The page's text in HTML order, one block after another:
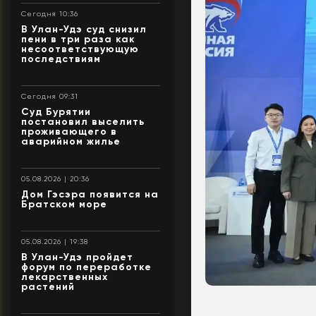
Сегодня 10:36
В Улан-Удэ суд снизил
пени в три раза как
несоответствующую
последствиям
Сегодня 09:31
Суд Бурятии
постановил выселить
проживающего в
аварийном жилье
05.08.2026 | 20:36
Дом Гэсэра появится на
Братском море
05.08.2026 | 19:38
В Улан-Удэ пройдет
форум по переработке
лекарственных
растений